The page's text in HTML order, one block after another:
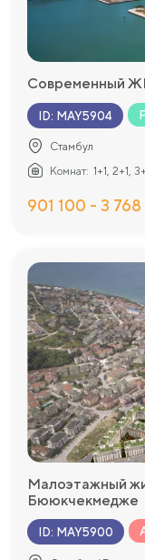
Современный
ID: MAY5904
Стамбул
Комнат: 1+1, 2+1,
901 100 - 3
Малоэтажный
Бююкчекмедже
ID: MAY5900